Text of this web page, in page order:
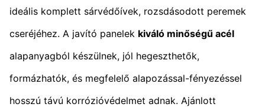
ideális komplett sárvédőívek, rozsdásodott peremek
cseréjéhez. A javító panelek kiváló minőségű acél
alapanyagból készülnek, jól hegeszthetők,
formázhatók, és megfelelő alapozással-fényezéssel
hosszú távú korrózióvédelmet adnak. Ajánlott